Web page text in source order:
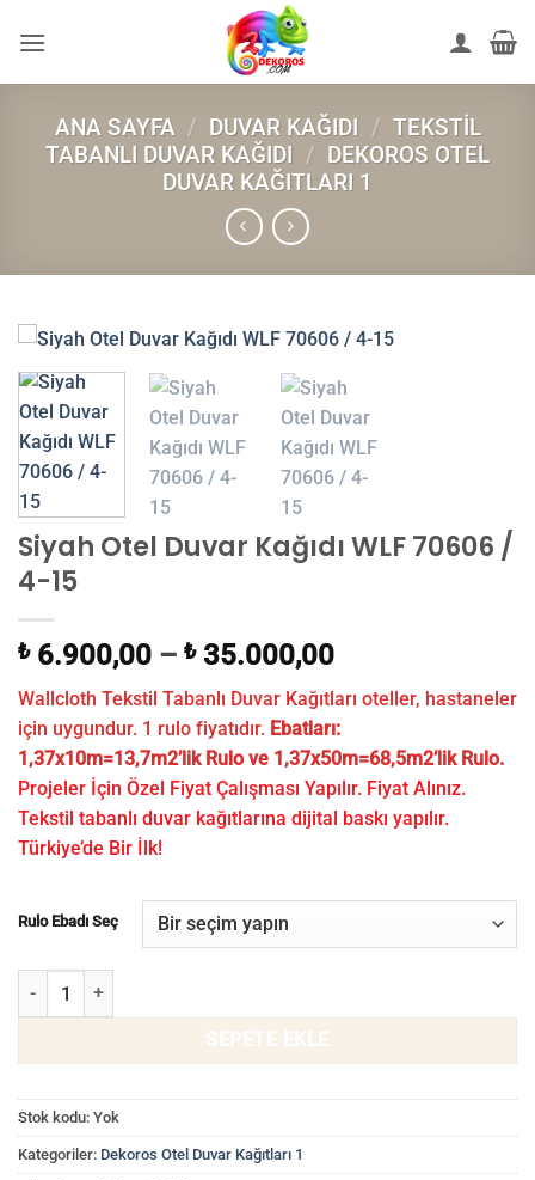
atla
ANA SAYFA / DUVAR KAĞIDI / TEKSTIL
TABANLI DUVAR KAĞIDI / DEKOROS OTEL
DUVAR KAĞITLARI 1
Siyah Otel Duvar Kağıdı WLF 70606 /
4-15
₺6.900,00 – ₺35.000,00
Wallcloth Tekstil Tabanlı Duvar Kağıtları oteller, hastaneler
için uygundur. 1 rulo fiyatıdır. Ebatları:
1,37x10m=13,7m2’lik Rulo ve 1,37x50m=68,5m2’lik Rulo.
Projeler İçin Özel Fiyat Çalışması Yapılır. Fiyat Alınız.
Tekstil tabanlı duvar kağıtlarına dijital baskı yapılır.
Türkiye’de Bir İlk!
Rulo Ebadı Seç
Siyah Otel Duvar Kağıdı WLF 70606 / 4-15 adet
Stok kodu: Yok
Kategoriler: Dekoros Otel Duvar Kağıtları 1